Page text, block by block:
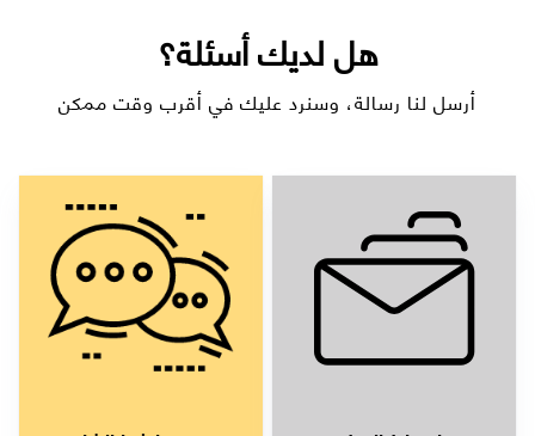
هل لديك أسئلة؟
أرسل لنا رسالة، وسنرد عليك في أقرب وقت ممكن